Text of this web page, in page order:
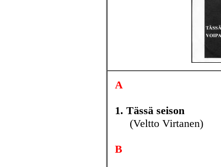
A
1. Tässä seison
(Veltto Virtanen)
B